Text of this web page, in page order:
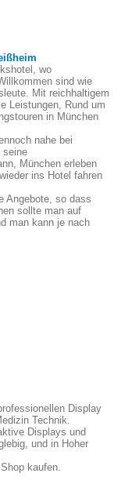
wo
sind wie
Mit reichhaltigem
Leistungen, Rund um
in München
nahe bei
seine
München erleben
ins Hotel fahren
Angebote, so dass
sollte man auf
man kann je nach
Display
Technik.
Displays und
und in Hoher
kaufen.